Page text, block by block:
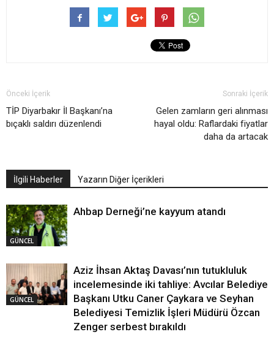
Önceki İçerik
TİP Diyarbakır İl Başkanı’na
bıçaklı saldırı düzenlendi
Sonraki İçerik
Gelen zamların geri alınması
hayal oldu: Raflardaki fiyatlar
daha da artacak
İlgili Haberler Yazarın Diğer İçerikleri
GÜNCEL
Ahbap Derneği’ne kayyum atandı
GÜNCEL
Aziz İhsan Aktaş Davası’nın tutukluluk
incelemesinde iki tahliye: Avcılar Belediye
Başkanı Utku Caner Çaykara ve Seyhan
Belediyesi Temizlik İşleri Müdürü Özcan
Zenger serbest bırakıldı